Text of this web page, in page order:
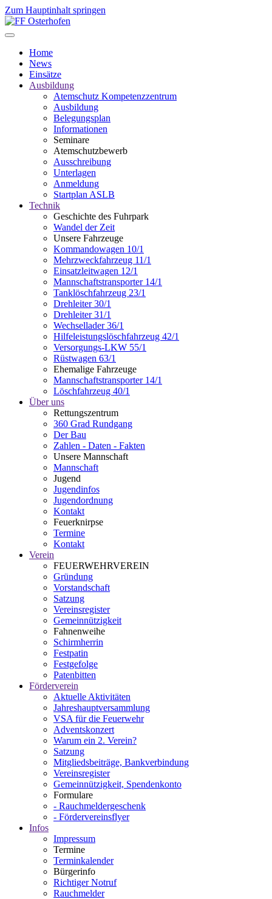
Zum Hauptinhalt springen
Home
News
Einsätze
Ausbildung
Atemschutz Kompetenzzentrum
Ausbildung
Belegungsplan
Informationen
Seminare
Atemschutzbewerb
Ausschreibung
Unterlagen
Anmeldung
Startplan ASLB
Technik
Geschichte des Fuhrpark
Wandel der Zeit
Unsere Fahrzeuge
Kommandowagen 10/1
Mehrzweckfahrzeug 11/1
Einsatzleitwagen 12/1
Mannschaftstransporter 14/1
Tanklöschfahrzeug 23/1
Drehleiter 30/1
Drehleiter 31/1
Wechsellader 36/1
Hilfeleistungslöschfahrzeug 42/1
Versorgungs-LKW 55/1
Rüstwagen 63/1
Ehemalige Fahrzeuge
Mannschaftstransporter 14/1
Löschfahrzeug 40/1
Über uns
Rettungszentrum
360 Grad Rundgang
Der Bau
Zahlen - Daten - Fakten
Unsere Mannschaft
Mannschaft
Jugend
Jugendinfos
Jugendordnung
Kontakt
Feuerknirpse
Termine
Kontakt
Verein
FEUERWEHRVEREIN
Gründung
Vorstandschaft
Satzung
Vereinsregister
Gemeinnützigkeit
Fahnenweihe
Schirmherrin
Festpatin
Festgefolge
Patenbitten
Förderverein
Aktuelle Aktivitäten
Jahreshauptversammlung
VSA für die Feuerwehr
Adventskonzert
Warum ein 2. Verein?
Satzung
Mitgliedsbeiträge, Bankverbindung
Vereinsregister
Gemeinnützigkeit, Spendenkonto
Formulare
- Rauchmeldergeschenk
- Fördervereinsflyer
Infos
Impressum
Termine
Terminkalender
Bürgerinfo
Richtiger Notruf
Rauchmelder